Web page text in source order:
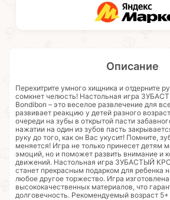
Описание
Перехитрите умного хищника и отдерните
сомкнет челюсть! Настольная игра
Bondibon – это веселое развлечение для
развивает реакцию у детей разного
очереди на зубы в открытой пасти
нажатии на один из зубов пасть
руку до того, как он Вас укусит! Помните,
меняется! Игра не только принесет детям
эмоций, но и поможет развить внимание и
движений. Настольная игра ЗУБАСТЫЙ
станет прекрасным подарком для ребенка
любое другое торжество. Игра изготовлена
высококачественных материалов, что
долговечность. Рекомендуемый возраст 5+